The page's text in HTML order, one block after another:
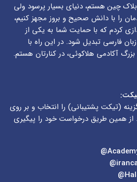
چین هستم، دنیای بسیار پرسود ولی
را با دانش صحیح و بروز مجهز کنیم،
کردم که با حمایت شما به یکی از
فارسی تبدیل شود. در این راه با
آکادمی هلاکوئی، در کنارتان هستم.
(تیکت پشتیبانی) را انتخاب و بر روی
از همین طریق درخواست خود را پیگیری